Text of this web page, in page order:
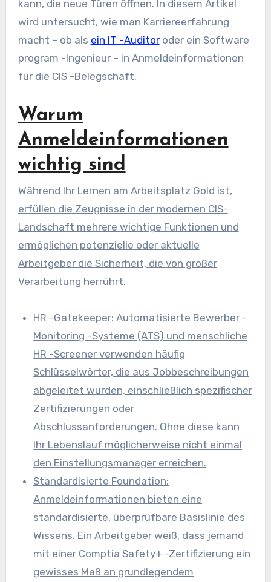
kann, die neue Türen öffnen. In diesem Artikel
wird untersucht, wie man Karriereerfahrung
macht – ob als ein IT -Auditoroder ein Software
program -Ingenieur – in Anmeldeinformationen
für die CIS -Belegschaft.
Warum
Anmeldeinformationen
wichtig sind
Während Ihr Lernen am Arbeitsplatz Gold ist,
erfüllen die Zeugnisse in der modernen CIS-
Landschaft mehrere wichtige Funktionen und
ermöglichen potenzielle oder aktuelle
Arbeitgeber die Sicherheit, die von großer
Verarbeitung herrührt.
HR -Gatekeeper: Automatisierte Bewerber -
Monitoring -Systeme (ATS) und menschliche
HR -Screener verwenden häufig
Schlüsselwörter, die aus Jobbeschreibungen
abgeleitet wurden, einschließlich spezifischer
Zertifizierungen oder
Abschlussanforderungen. Ohne diese kann
Ihr Lebenslauf möglicherweise nicht einmal
den Einstellungsmanager erreichen.
Standardisierte Foundation:
Anmeldeinformationen bieten eine
standardisierte, überprüfbare Basislinie des
Wissens. Ein Arbeitgeber weiß, dass jemand
mit einer Comptia Safety+ -Zertifizierung ein
gewisses Maß an grundlegendem